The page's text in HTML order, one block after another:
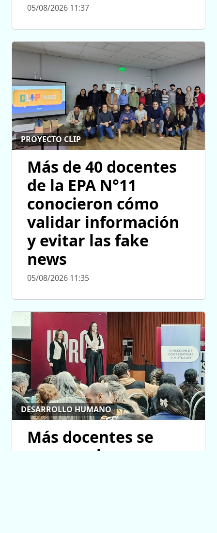
05/08/2026 11:37
PROYECTO CLIP
Más de 40 docentes
de la EPA N°11
conocieron cómo
validar información
y evitar las fake
news
05/08/2026 11:35
DESARROLLO HUMANO
Más docentes se
suman a la